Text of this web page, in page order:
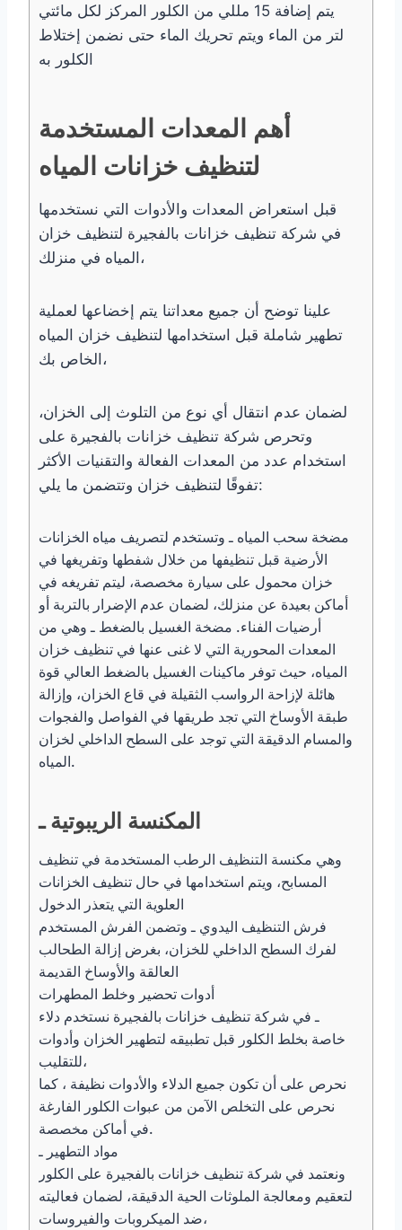
يتم إضافة 15 مللي من الكلور المركز لكل مائتي
لتر من الماء ويتم تحريك الماء حتى نضمن إختلاط
الكلور به
أهم المعدات المستخدمة
لتنظيف خزانات المياه
قبل استعراض المعدات والأدوات التي نستخدمها
في شركة تنظيف خزانات بالفجيرة لتنظيف خزان
المياه في منزلك،
علينا توضح أن جميع معداتنا يتم إخضاعها لعملية
تطهير شاملة قبل استخدامها لتنظيف خزان المياه
الخاص بك،
لضمان عدم انتقال أي نوع من التلوث إلى الخزان،
وتحرص شركة تنظيف خزانات بالفجيرة على
استخدام عدد من المعدات الفعالة والتقنيات الأكثر
تفوقًا لتنظيف خزان وتتضمن ما يلي:
مضخة سحب المياه ـ وتستخدم لتصريف مياه الخزانات
الأرضية قبل تنظيفها من خلال شفطها وتفريغها في
خزان محمول على سيارة مخصصة، ليتم تفريغه في
أماكن بعيدة عن منزلك، لضمان عدم الإضرار بالتربة أو
أرضيات الفناء. مضخة الغسيل بالضغط ـ وهي من
المعدات المحورية التي لا غنى عنها في تنظيف خزان
المياه، حيث توفر ماكينات الغسيل بالضغط العالي قوة
هائلة لإزاحة الرواسب الثقيلة في قاع الخزان، وإزالة
طبقة الأوساخ التي تجد طريقها في الفواصل والفجوات
والمسام الدقيقة التي توجد على السطح الداخلي لخزان
المياه.
المكنسة الريبوتية ـ
وهي مكنسة التنظيف الرطب المستخدمة في تنظيف
المسابح، ويتم استخدامها في حال تنظيف الخزانات
العلوية التي يتعذر الدخول
فرش التنظيف اليدوي ـ وتضمن الفرش المستخدم
لفرك السطح الداخلي للخزان، بغرض إزالة الطحالب
العالقة والأوساخ القديمة
أدوات تحضير وخلط المطهرات
ـ في شركة تنظيف خزانات بالفجيرة نستخدم دلاء
خاصة بخلط الكلور قبل تطبيقه لتطهير الخزان وأدوات
للتقليب،
نحرص على أن تكون جميع الدلاء والأدوات نظيفة ، كما
نحرص على التخلص الآمن من عبوات الكلور الفارغة
في أماكن مخصصة.
مواد التطهير ـ
ونعتمد في شركة تنظيف خزانات بالفجيرة على الكلور
لتعقيم ومعالجة الملوثات الحية الدقيقة، لضمان فعاليته
ضد الميكروبات والفيروسات،